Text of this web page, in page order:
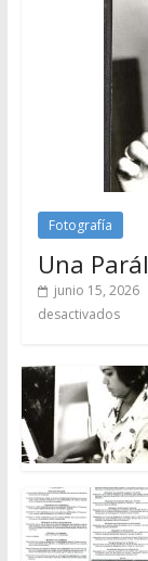
Fotografía
Una
junio 15, 2026
desactivados